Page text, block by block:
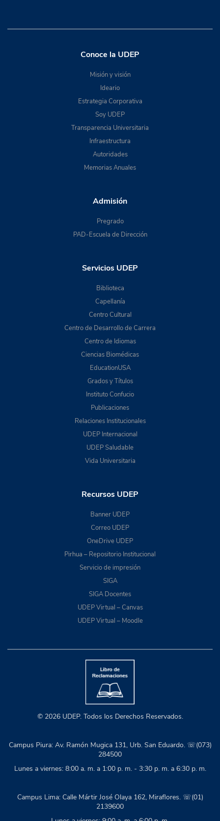
Conoce la UDEP
Misión y visión
Ideario
Estrategia Corporativa
Soy UDEP
Transparencia Universitaria
Infraestructura
Autoridades
Memorias Anuales
Admisión
Pregrado
PAD-Escuela de Dirección
Servicios UDEP
Biblioteca
Capellanía
Centro Cultural
Centro de Desarrollo de Carrera
Centro de Idiomas
Ciencias Biomédicas
EducationUSA
Grados y Títulos
Instituto Confucio
Publicaciones
Relaciones Institucionales
UDEP Internacional
UDEP Saludable
Vida Universitaria
Recursos UDEP
Banner UDEP
Correo UDEP
OneDrive UDEP
Pirhua – Repositorio Institucional
Servicio de impresión
SIGA
SIGA Docentes
UDEP Virtual – Canvas
UDEP Virtual – Moodle
© 2026 UDEP. Todos los Derechos Reservados.
Campus Piura: Av. Ramón Mugica 131, Urb. San Eduardo. ☏(073)
284500
Lunes a viernes: 8:00 a. m. a 1:00 p. m. - 3:30 p. m. a 6:30 p. m.
Campus Lima: Calle Mártir José Olaya 162, Miraflores. ☏(01)
2139600